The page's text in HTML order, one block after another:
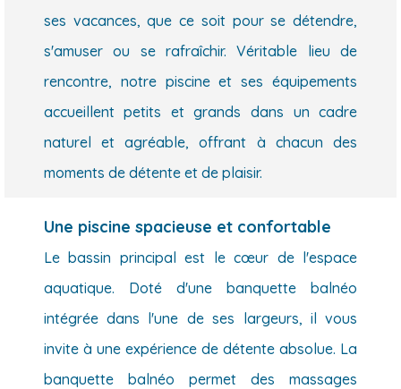
ses vacances, que ce soit pour se détendre,
s'amuser ou se rafraîchir. Véritable lieu de
rencontre, notre piscine et ses équipements
accueillent petits et grands dans un cadre
naturel et agréable, offrant à chacun des
moments de détente et de plaisir.
Une piscine spacieuse et confortable
Le bassin principal est le cœur de l'espace
aquatique. Doté d'une banquette balnéo
intégrée dans l'une de ses largeurs, il vous
invite à une expérience de détente absolue. La
banquette balnéo permet des massages